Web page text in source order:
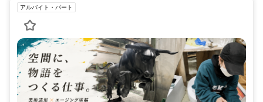
アルバイト・パート